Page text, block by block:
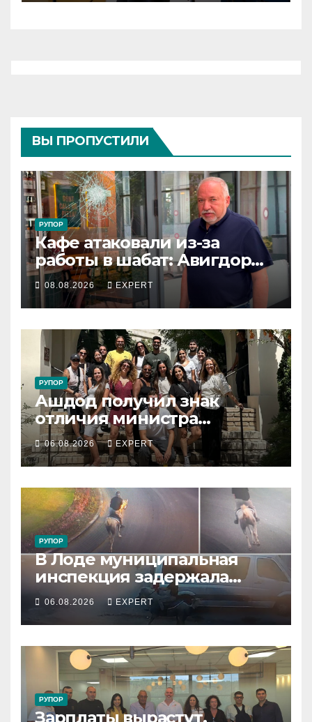
ВЫ ПРОПУСТИЛИ
РУПОР
Кафе атаковали из-за
работы в шабат: Авигдор
Либерман приехал
поддержать владельцев
08.08.2026 EXPERT
РУПОР
Ашдод получил знак
отличия министра
обороны за поддержку
резервистов
06.08.2026 EXPERT
РУПОР
В Лоде муниципальная
инспекция задержала
подростка, устроившего
опасную скачку на лошади
по улицам города
06.08.2026 EXPERT
РУПОР
Зарплаты вырастут,